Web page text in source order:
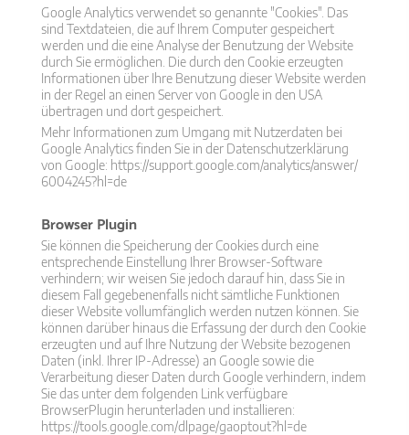
Google Analytics verwendet so genannte "Cookies". Das
sind Textdateien, die auf Ihrem Computer gespeichert
werden und die eine Analyse der Benutzung der Website
durch Sie ermöglichen. Die durch den Cookie erzeugten
Informationen über Ihre Benutzung dieser Website werden
in der Regel an einen Server von Google in den USA
übertragen und dort gespeichert.
Mehr Informationen zum Umgang mit Nutzerdaten bei
Google Analytics finden Sie in der Datenschutzerklärung
von Google: https://support.google.com/​analytics/​answer/​
6004245?hl=de
Browser Plugin
Sie können die Speicherung der Cookies durch eine
entsprechende Einstellung Ihrer Browser-Software
verhindern; wir weisen Sie jedoch darauf hin, dass Sie in
diesem Fall gegebenenfalls nicht sämtliche Funktionen
dieser Website vollumfänglich werden nutzen können. Sie
können darüber hinaus die Erfassung der durch den Cookie
erzeugten und auf Ihre Nutzung der Website bezogenen
Daten (inkl. Ihrer IP-Adresse) an Google sowie die
Verarbeitung dieser Daten durch Google verhindern, indem
Sie das unter dem folgenden Link verfügbare
BrowserPlugin herunterladen und installieren:
https://tools.google.com/​dlpage/​gaoptout?hl=de